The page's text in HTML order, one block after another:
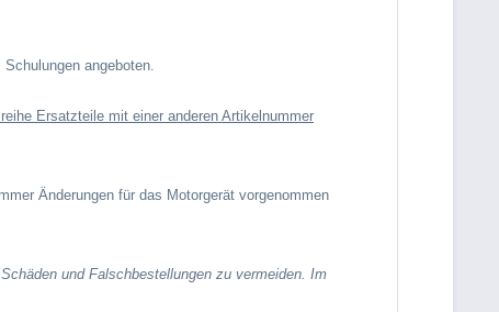
angeboten.
Ersatzteile mit einer anderen Artikelnummer
Änderungen für das Motorgerät vorgenommen
und Falschbestellungen zu vermeiden. Im